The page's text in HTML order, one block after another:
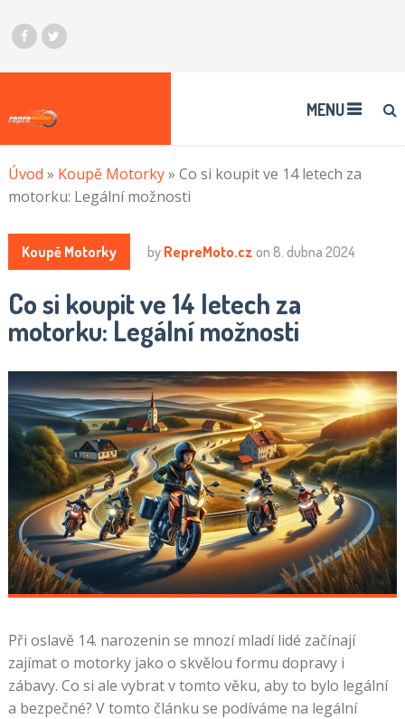
MENU
Úvod » Koupě Motorky» Co si koupit ve 14 letech za
motorku: Legální možnosti
Koupě Motorky by RepreMoto.cz on 8. dubna 2024
Co si koupit ve 14 letech za
motorku: Legální možnosti
Při oslavě 14. narozenin se mnozí mladí lidé začínají
zajímat o motorky jako o skvělou formu dopravy i
zábavy. Co si ale vybrat v tomto věku, aby to bylo legální
a bezpečné? V tomto článku se podíváme na legální